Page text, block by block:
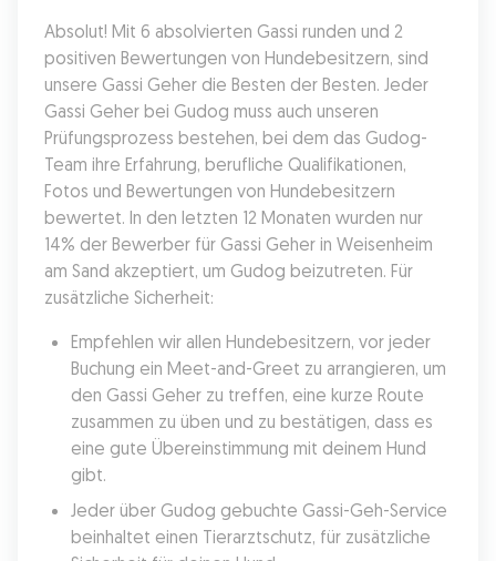
Absolut! Mit 6 absolvierten Gassi runden und 2
positiven Bewertungen von Hundebesitzern, sind
unsere Gassi Geher die Besten der Besten. Jeder
Gassi Geher bei Gudog muss auch unseren
Prüfungsprozess bestehen, bei dem das Gudog-
Team ihre Erfahrung, berufliche Qualifikationen,
Fotos und Bewertungen von Hundebesitzern
bewertet. In den letzten 12 Monaten wurden nur
14% der Bewerber für Gassi Geher in Weisenheim
am Sand akzeptiert, um Gudog beizutreten. Für
zusätzliche Sicherheit:
Empfehlen wir allen Hundebesitzern, vor jeder
Buchung ein Meet-and-Greet zu arrangieren, um
den Gassi Geher zu treffen, eine kurze Route
zusammen zu üben und zu bestätigen, dass es
eine gute Übereinstimmung mit deinem Hund
gibt.
Jeder über Gudog gebuchte Gassi-Geh-Service
beinhaltet einen Tierarztschutz, für zusätzliche